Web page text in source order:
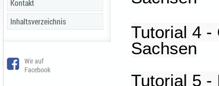
Kontakt
Inhaltsverzeichnis
Wir auf
Facebook
Tutorial 4 -
Sachsen
Tutorial 5 -